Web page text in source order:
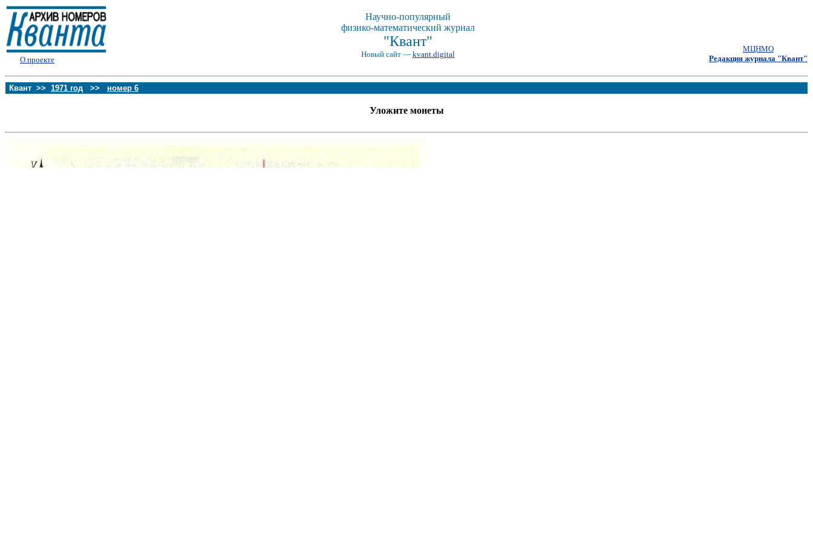
О проекте
Научно-популярный
физико-математический журнал
"Квант"
Новый сайт — kvant.digital
МЦНМО
Редакция журнала "Квант"
Квант >> 1971 год >> номер 6
Уложите монеты